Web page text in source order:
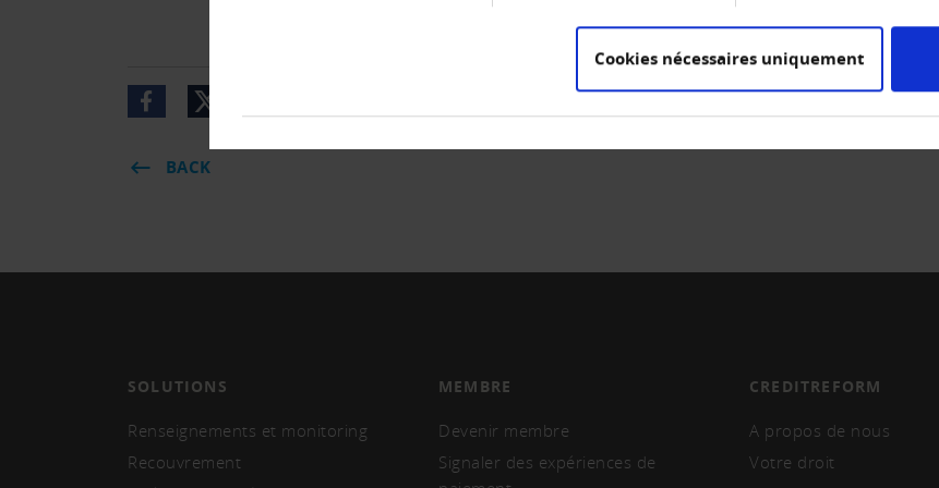
Cookies nécessaires uniquement
BACK
SOLUTIONS
Renseignements et monitoring
Recouvrement
MEMBRE
Devenir membre
Signaler des expériences de
CREDITREFORM
A propos de nous
Votre droit